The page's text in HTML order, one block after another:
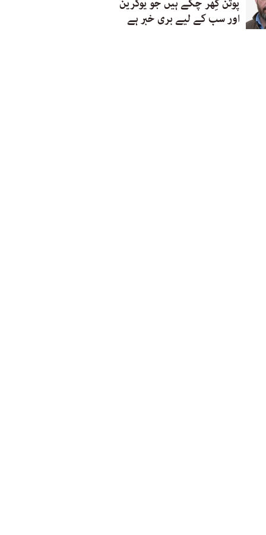
پوتن گِھر چکے ہیں جو یوکرین
اور سب کے لیے بری خبر ہے